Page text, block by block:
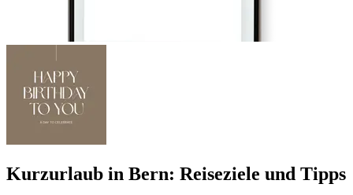
Kurzurlaub in Bern: Reiseziele und Tipps